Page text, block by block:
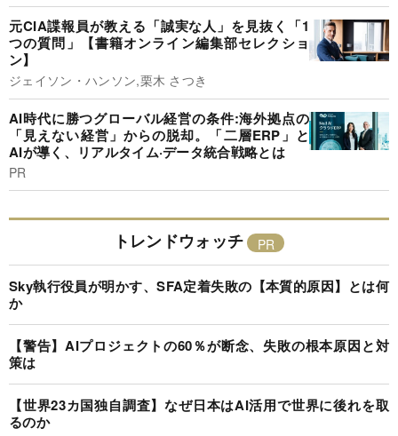
元CIA諜報員が教える「誠実な人」を見抜く「1
つの質問」【書籍オンライン編集部セレクショ
ン】
ジェイソン・ハンソン,栗木 さつき
AI時代に勝つグローバル経営の条件:海外拠点の
「見えない経営」からの脱却。「二層ERP」と
AIが導く、リアルタイム·データ統合戦略とは
PR
トレンドウォッチ
Sky執行役員が明かす、SFA定着失敗の【本質的原因】とは何
か
【警告】AIプロジェクトの60％が断念、失敗の根本原因と対
策は
【世界23カ国独自調査】なぜ日本はAI活用で世界に後れを取
るのか